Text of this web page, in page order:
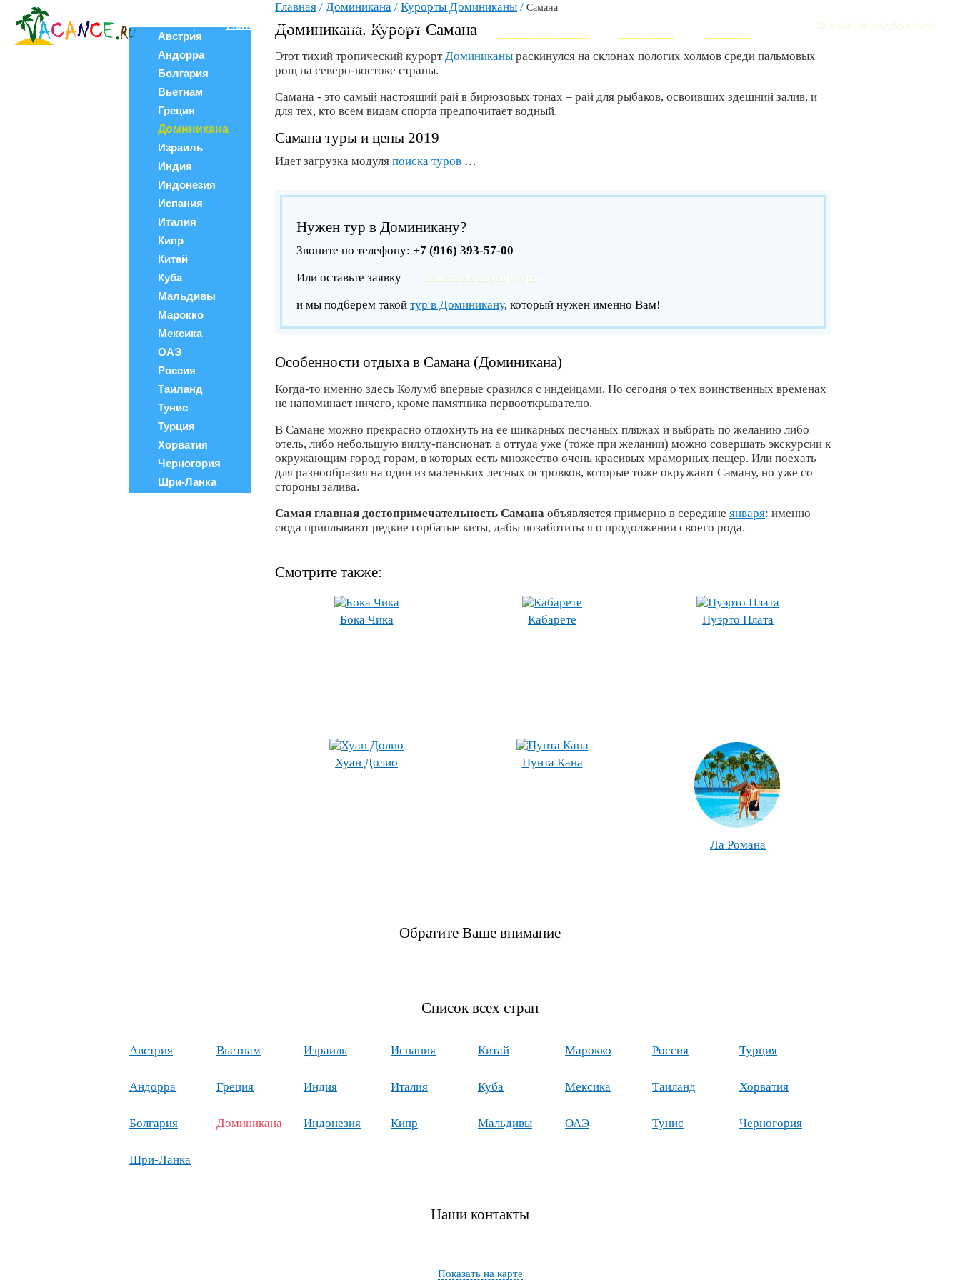
Поиск тура Горящие туры
ВЕРШИНА СОВРЕМЕННОГО ТУРИЗМА
Заявка на подбор тура
Австрия
Андорра
Болгария
Вьетнам
Греция
Доминикана
Израиль
Индия
Индонезия
Испания
Италия
Кипр
Китай
Куба
Мальдивы
Марокко
Мексика
ОАЭ
Россия
Таиланд
Тунис
Турция
Хорватия
Черногория
Шри-Ланка
Главная / Доминикана / Курорты Доминиканы / Самана
Доминикана. Курорт Самана
Этот тихий тропический курортДоминиканы раскинулся на склонах пологих холмов среди пальмовых
рощ на северо-востоке страны.
Самана - это самый настоящий рай в бирюзовых тонах – рай для рыбаков, освоивших здешний залив, и
для тех, кто всем видам спорта предпочитает водный.
Самана туры и цены 2019
Идет загрузка модуля поиска туров …
Нужен тур в Доминикану?
Звоните по телефону: +7 (916) 393-57-00
Или оставьте заявку
Заявка на подбор тура
и мы подберем такой тур в Доминикану, который нужен именно Вам!
Особенности отдыха в Самана (Доминикана)
Когда-то именно здесь Колумб впервые сразился с индейцами. Но сегодня о тех воинственных временах
не напоминает ничего, кроме памятника первооткрывателю.
В Самане можно прекрасно отдохнуть на ее шикарных песчаных пляжах и выбрать по желанию либо
отель, либо небольшую виллу-пансионат, а оттуда уже (тоже при желании) можно совершать экскурсии к
окружающим город горам, в которых есть множество очень красивых мраморных пещер. Или поехать
для разнообразия на один из маленьких лесных островков, которые тоже окружают Саману, но уже со
стороны залива.
Самая главная достопримечательность Самана объявляется примерно в середине января: именно
сюда приплывают редкие горбатые киты, дабы позаботиться о продолжении своего рода.
Смотрите также:
Бока Чика Кабарете Пуэрто Плата
Хуан Долио Пунта Кана
Ла Романа
Обратите Ваше внимание
Список всех стран
Австрия
Андорра
Болгария
Вьетнам
Греция
Доминикана
Израиль
Индия
Индонезия
Испания
Италия
Кипр
Китай
Куба
Мальдивы
Марокко
Мексика
ОАЭ
Россия
Таиланд
Тунис
Турция
Хорватия
Черногория
Шри-Ланка
Наши контакты
Показать на карте